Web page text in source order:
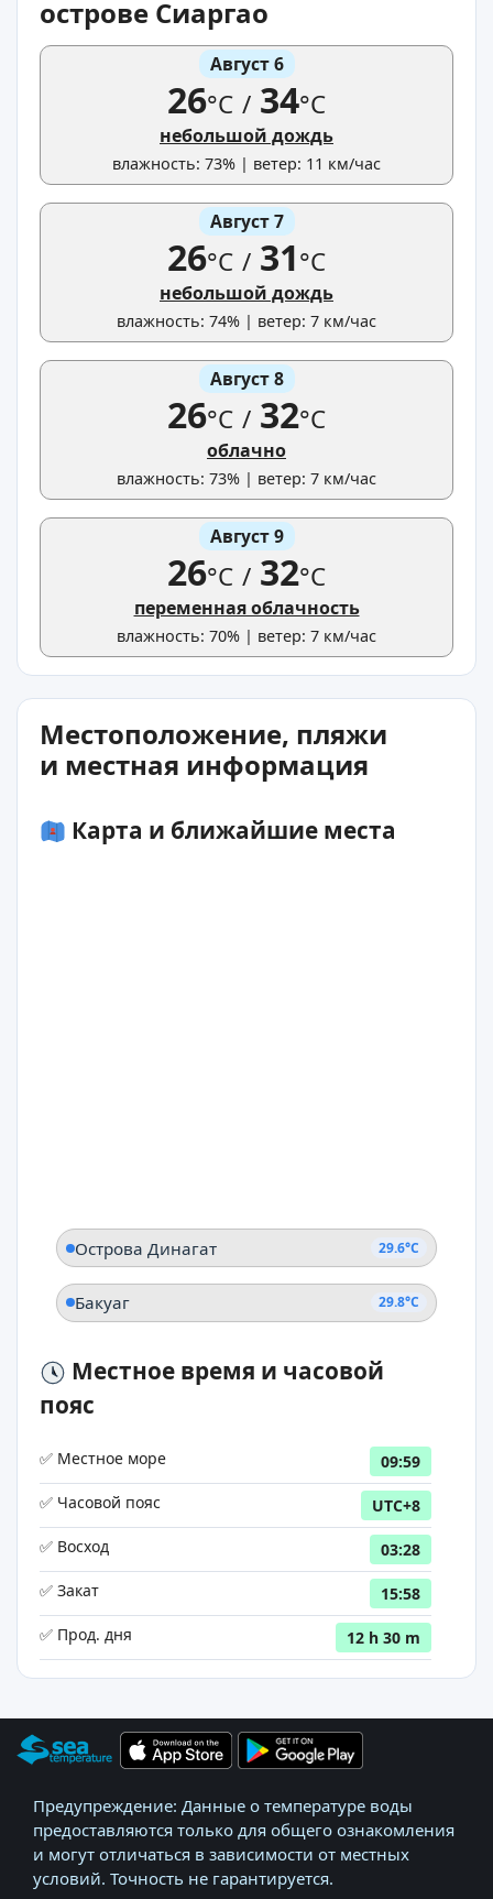
острове Сиаргао
Август 6
26°C / 34°C
небольшой дождь
влажность: 73% | ветер: 11 км/час
Август 7
26°C / 31°C
небольшой дождь
влажность: 74% | ветер: 7 км/час
Август 8
26°C / 32°C
облачно
влажность: 73% | ветер: 7 км/час
Август 9
26°C / 32°C
переменная облачность
влажность: 70% | ветер: 7 км/час
Местоположение, пляжи
и местная информация
Карта и ближайшие места
Острова Динагат 29.6°C
Бакуаг 29.8°C
Местное время и часовой
пояс
✅ Местное море
09:59
✅ Часовой пояс
UTC+8
✅ Восход
03:28
✅ Закат
15:58
✅ Прод. дня
12 h 30 m
Предупреждение: Данные о температуре воды
предоставляются только для общего ознакомления
и могут отличаться в зависимости от местных
условий. Точность не гарантируется.